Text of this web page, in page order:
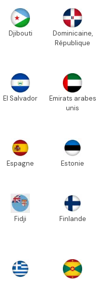
Djibouti
Dominicaine,
République
El Salvador
Emirats arabes
unis
Espagne Estonie
Fidji Finlande